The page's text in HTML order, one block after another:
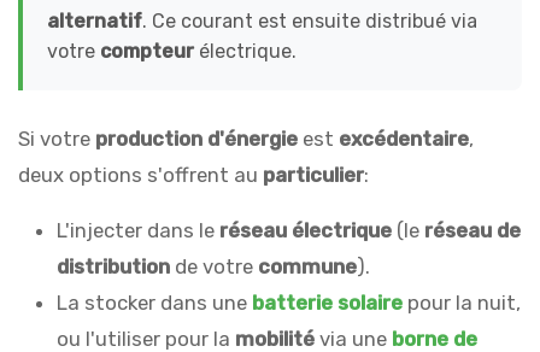
alternatif. Ce courant est ensuite distribué via
votre compteurélectrique.
Si votre production d'énergie est excédentaire,
deux options s'offrent au particulier:
L'injecter dans le réseau électrique (le réseau de
distribution de votre commune).
La stocker dans une batterie solaire pour la nuit,
ou l'utiliser pour la mobilité via une borne de